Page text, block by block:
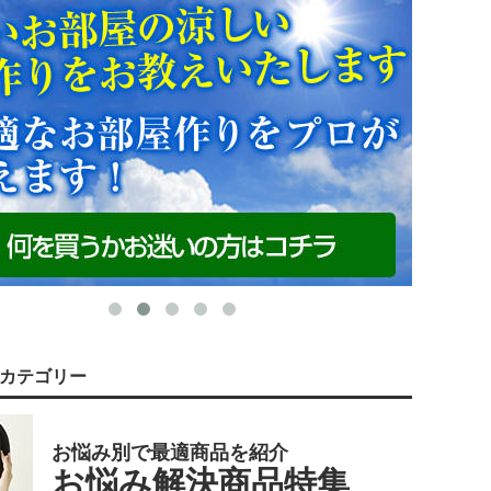
テゴリー
お悩み別で最適商品を紹介
お悩み解決商品特集